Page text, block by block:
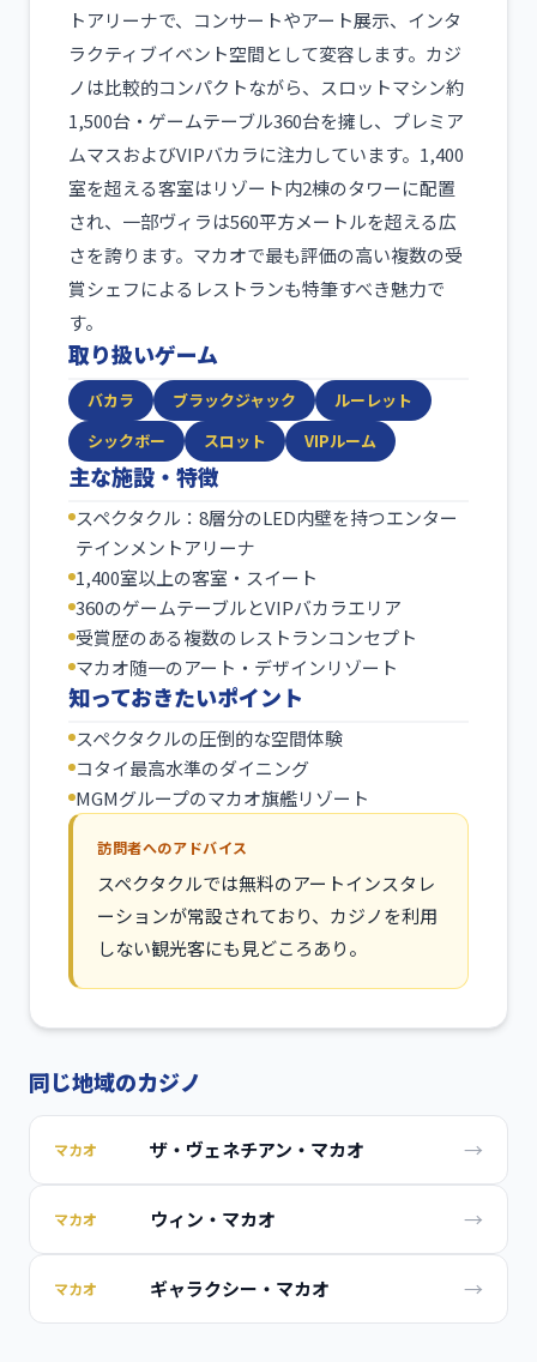
トアリーナで、コンサートやアート展示、インタ
ラクティブイベント空間として変容します。カジ
ノは比較的コンパクトながら、スロットマシン約
1,500台・ゲームテーブル360台を擁し、プレミア
ムマスおよびVIPバカラに注力しています。1,400
室を超える客室はリゾート内2棟のタワーに配置
され、一部ヴィラは560平方メートルを超える広
さを誇ります。マカオで最も評価の高い複数の受
賞シェフによるレストランも特筆すべき魅力で
す。
取り扱いゲーム
バカラ ブラックジャック
ルーレット
シックボー
スロット VIPルーム
主な施設・特徴
スペクタクル：8層分のLED内壁を持つエンター
テインメントアリーナ
1,400室以上の客室・スイート
360のゲームテーブルとVIPバカラエリア
受賞歴のある複数のレストランコンセプト
マカオ随一のアート・デザインリゾート
知っておきたいポイント
スペクタクルの圧倒的な空間体験
コタイ最高水準のダイニング
MGMグループのマカオ旗艦リゾート
訪問者へのアドバイス
スペクタクルでは無料のアートインスタレ
ーションが常設されており、カジノを利用
しない観光客にも見どころあり。
同じ地域のカジノ
マカオ ザ・ヴェネチアン・マカオ →
マカオ ウィン・マカオ →
マカオ ギャラクシー・マカオ →